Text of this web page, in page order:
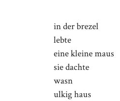
in der brezel
lebte
eine kleine maus
sie dachte
wasn
ulkig haus